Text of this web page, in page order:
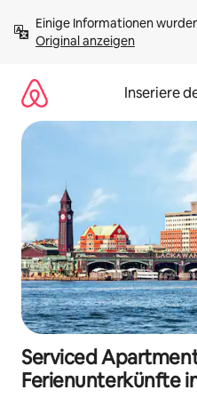
Inhalten
springenOriginal anzeigen
Inseriere
Serviced
Ferienunterkünfte